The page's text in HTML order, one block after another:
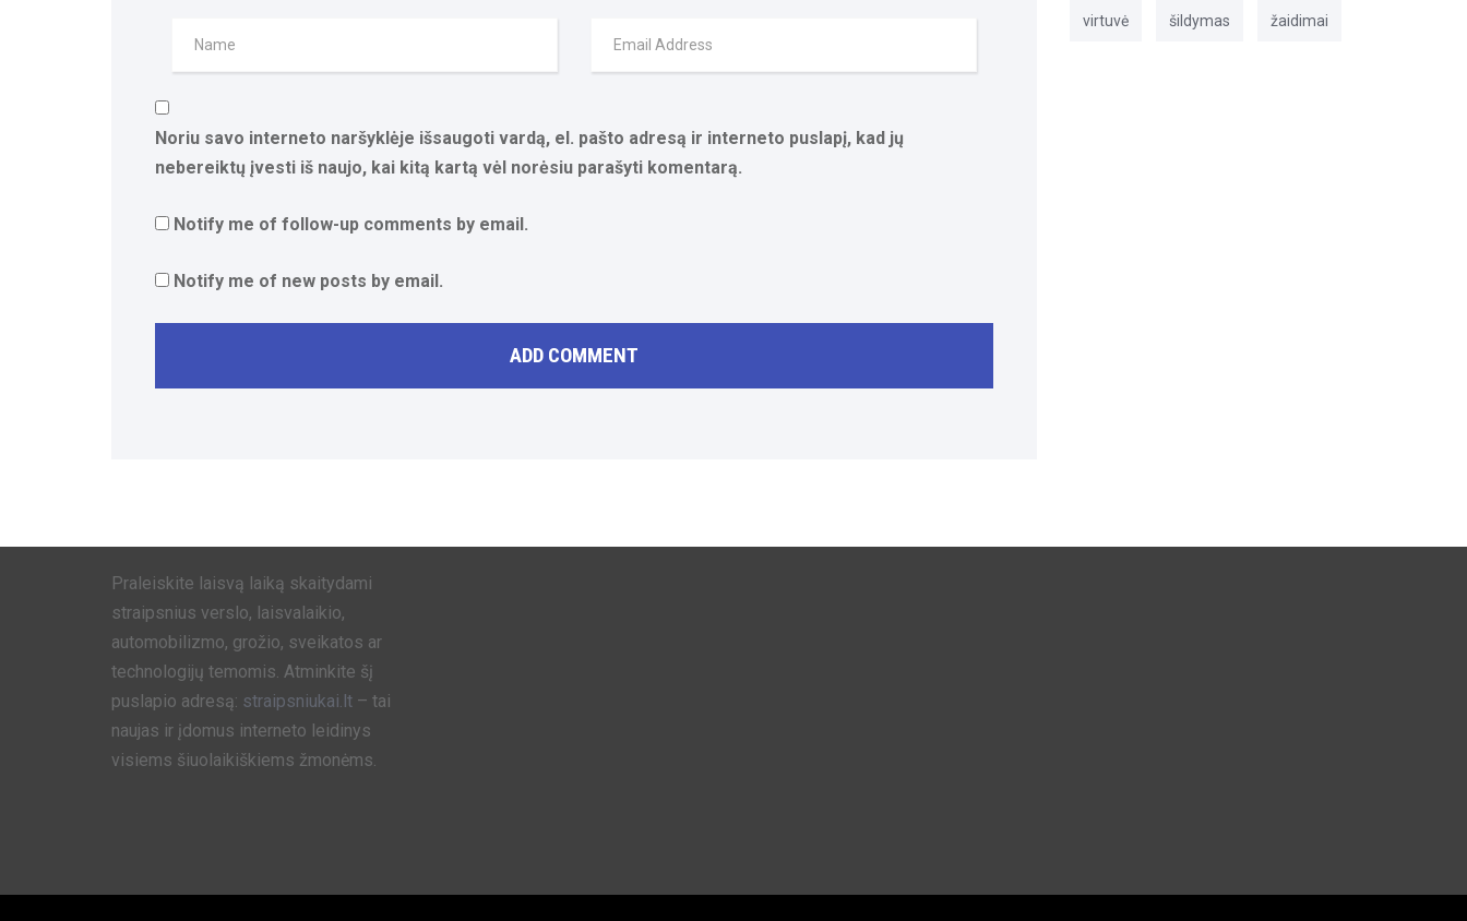
Noriu savo interneto naršyklėje išsaugoti vardą, el. pašto adresą ir interneto puslapį, kad jų
nebereiktų įvesti iš naujo, kai kitą kartą vėl norėsiu parašyti komentarą.
Notify me of follow-up comments by email.
Notify me of new posts by email.
virtuvė šildymas žaidimai
Praleiskite laisvą laiką skaitydami
straipsnius verslo, laisvalaikio,
automobilizmo, grožio, sveikatos ar
technologijų temomis. Atminkite šį
puslapio adresą: straipsniukai.lt – tai
naujas ir įdomus interneto leidinys
visiems šiuolaikiškiems žmonėms.